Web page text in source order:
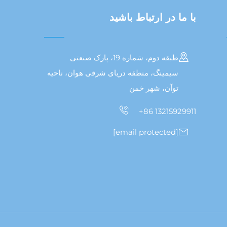
با ما در ارتباط باشید
طبقه دوم، شماره 19، پارک صنعتی
سیمینگ، منطقه دریای شرقی هوان، ناحیه
توآن، شهر خمن
+86 13215929911
[email protected]